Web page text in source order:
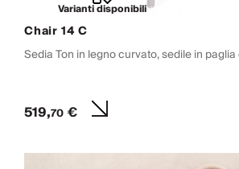
Varianti disponibili
Chair 14 C
Sedia Ton in legno curvato, sedile in
519,70€